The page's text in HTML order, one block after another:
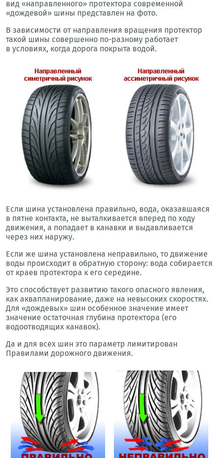
вид «направленного» протектора современной
«дождевой» шины представлен на фото.
В зависимости от направления вращения протектор
такой шины совершенно по-разному работает
в условиях, когда дорога покрыта водой.
Если шина установлена правильно, вода, оказавшаяся
в пятне контакта, не выталкивается вперед по ходу
движения, а попадает в канавки и выдавливается
через них наружу.
Если же шина установлена неправильно, то движение
воды происходит в обратную сторону: вода собирается
от краев протектора к его середине.
Это способствует развитию такого опасного явления,
как аквапланирование, даже на невысоких скоростях.
Для «дождевых» шин особенное значение имеет
значение остаточная глубина протектора (его
водоотводящих канавок).
Да и для всех шин это параметр лимитирован
Правилами дорожного движения.